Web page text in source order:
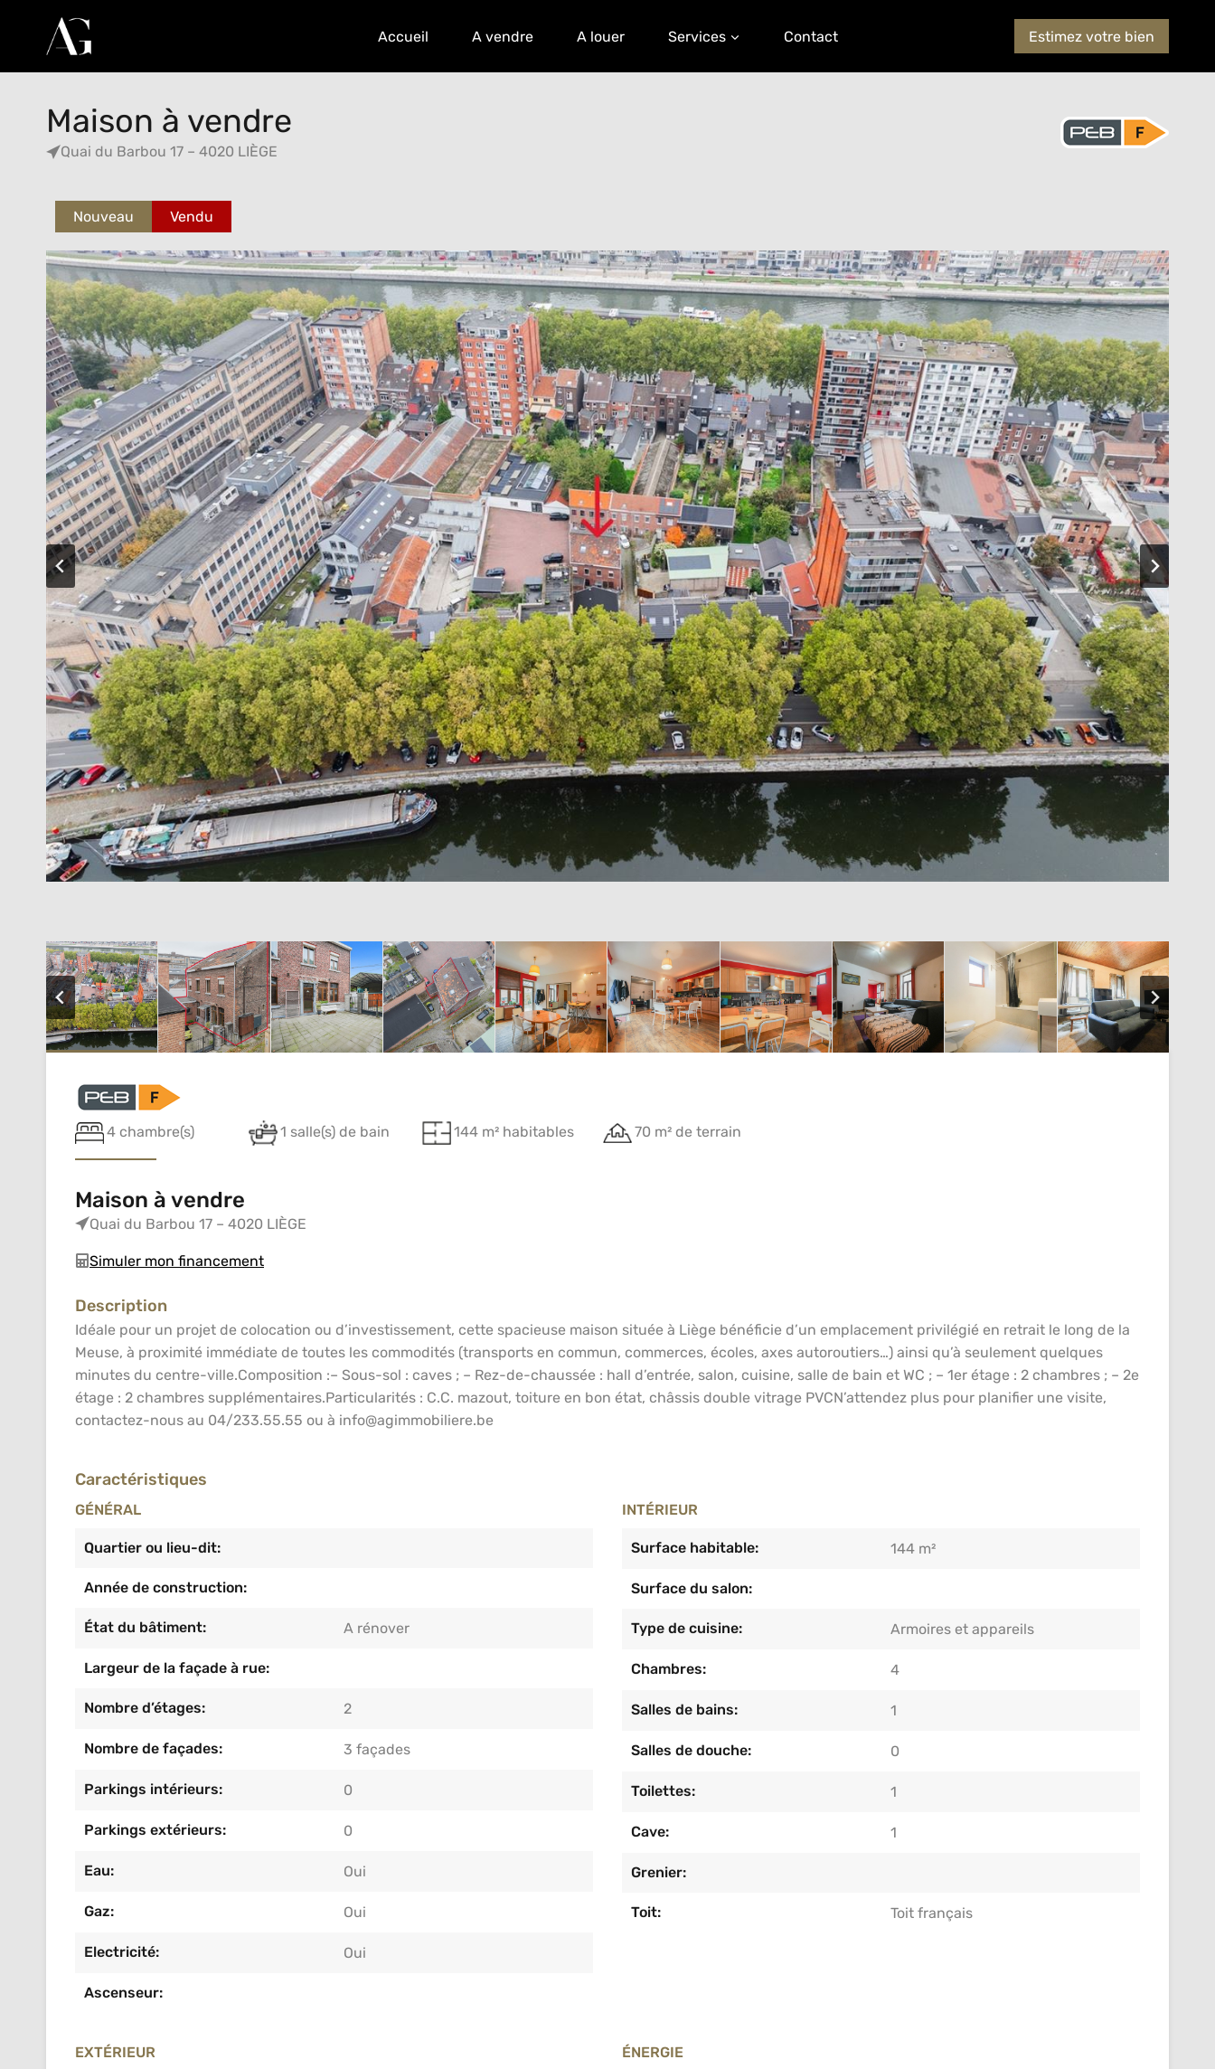
Accueil A vendre A louer Services Contact Estimez votre bien
Maison à vendre
Quai du Barbou 17 – 4020 LIÈGE
Nouveau Vendu
4 chambre(s) 1 salle(s) de bain 144 m² habitables 70 m² de terrain
Maison à vendre
Quai du Barbou 17 – 4020 LIÈGE
Simuler mon financement
Description
Idéale pour un projet de colocation ou d’investissement, cette spacieuse maison située à Liège bénéficie d’un emplacement privilégié en retrait le long de la
Meuse, à proximité immédiate de toutes les commodités (transports en commun, commerces, écoles, axes autoroutiers…) ainsi qu’à seulement quelques
minutes du centre-ville.Composition :– Sous-sol : caves ; – Rez-de-chaussée : hall d’entrée, salon, cuisine, salle de bain et WC ; – 1er étage : 2 chambres ; – 2e
étage : 2 chambres supplémentaires.Particularités : C.C. mazout, toiture en bon état, châssis double vitrage PVCN’attendez plus pour planifier une visite,
contactez-nous au 04/233.55.55 ou à info@agimmobiliere.be
Caractéristiques
GÉNÉRAL
Quartier ou lieu-dit:
Année de construction:
État du bâtiment: A rénover
Largeur de la façade à rue:
Nombre d’étages: 2
Nombre de façades: 3 façades
Parkings intérieurs: 0
Parkings extérieurs: 0
Eau: Oui
Gaz: Oui
Electricité: Oui
Ascenseur:
INTÉRIEUR
Surface habitable: 144 m²
Surface du salon:
Type de cuisine: Armoires et appareils
Chambres: 4
Salles de bains: 1
Salles de douche: 0
Toilettes: 1
Cave: 1
Grenier:
Toit: Toit français
EXTÉRIEUR ÉNERGIE